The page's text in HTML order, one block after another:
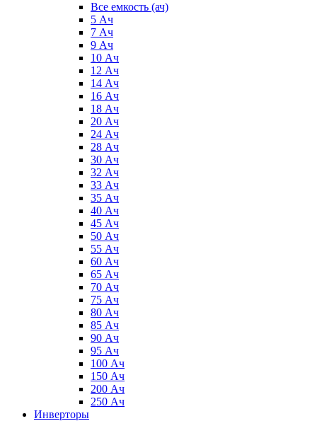
Все емкость (ач)
5 Ач
7 Ач
9 Ач
10 Ач
12 Ач
14 Ач
16 Ач
18 Ач
20 Ач
24 Ач
28 Ач
30 Ач
32 Ач
33 Ач
35 Ач
40 Ач
45 Ач
50 Ач
55 Ач
60 Ач
65 Ач
70 Ач
75 Ач
80 Ач
85 Ач
90 Ач
95 Ач
100 Ач
150 Ач
200 Ач
250 Ач
Инверторы